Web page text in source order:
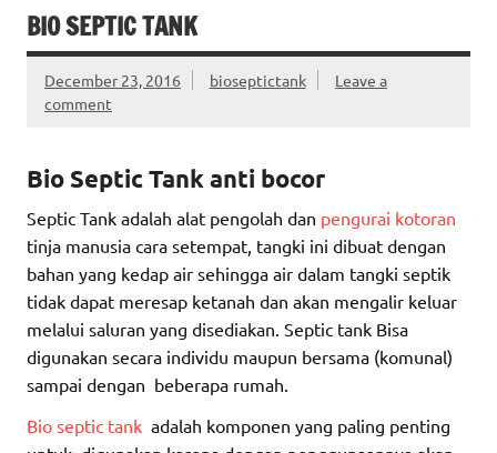
BIO SEPTIC TANK
December 23, 2016 bioseptictank
Leave a
comment
Bio Septic Tank anti bocor
Septic Tank adalah alat pengolah dan pengurai kotoran
tinja manusia cara setempat, tangki ini dibuat dengan
bahan yang kedap air sehingga air dalam tangki septik
tidak dapat meresap ketanah dan akan mengalir keluar
melalui saluran yang disediakan. Septic tank Bisa
digunakan secara individu maupun bersama (komunal)
sampai dengan beberapa rumah.
Bio septic tank adalah komponen yang paling penting